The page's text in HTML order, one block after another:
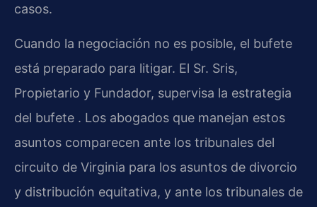
casos.
Cuando la negociación no es posible, el bufete
está preparado para litigar. El Sr. Sris,
Propietario y Fundador, supervisa la estrategia
del bufete . Los abogados que manejan estos
asuntos comparecen ante los tribunales del
circuito de Virginia para los asuntos de divorcio
y distribución equitativa, y ante los tribunales de